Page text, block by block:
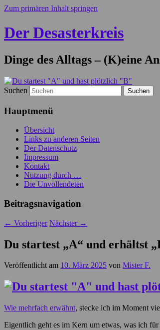
Zum primären Inhalt springen
Der Desasterkreis
Dinge des Alltags – (K)eine
Suchen
Hauptmenü
Übersicht
Links zu anderen Seiten
Der Datenschutz
Impressum
Kontakt
Nutzung durch …
Die Unvollendeten
Beitragsnavigation
← Vorheriger Nächster →
Du startest „A“ und erhältst
Veröffentlicht am 10. März 2025 von Mister F.
Wie mehrfach erwähnt, stecke ich im Moment
Eigentlich geht es im Kern um etwas, was ich